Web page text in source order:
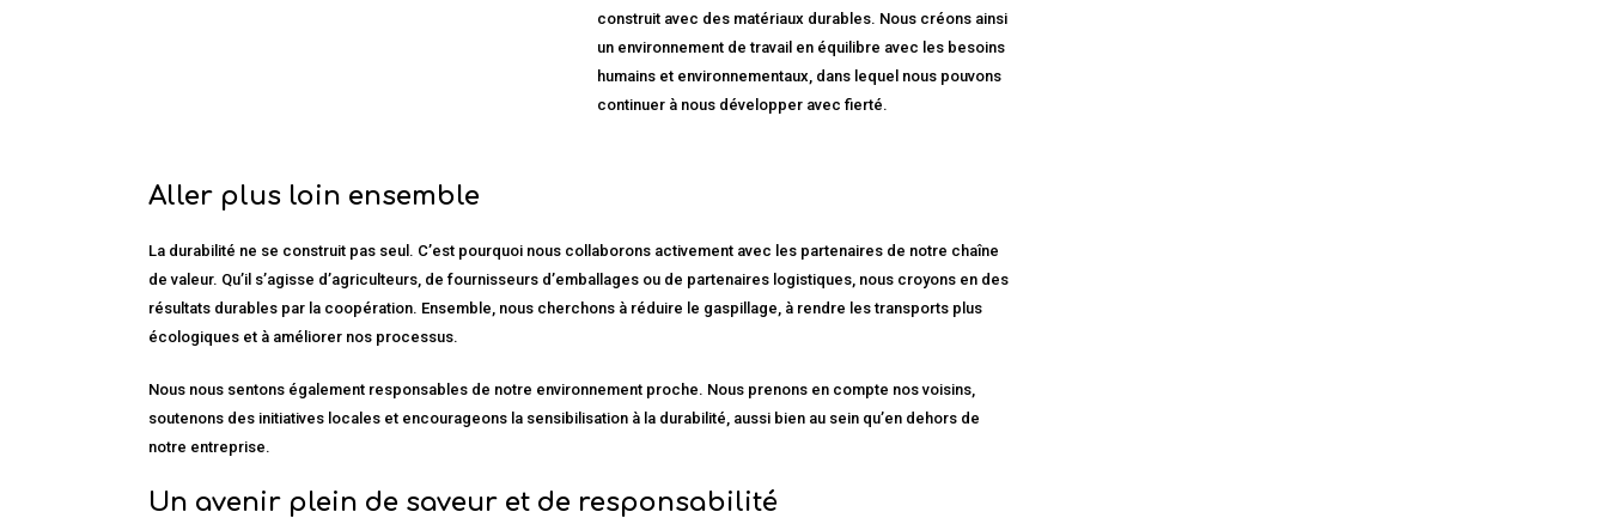
construit avec des matériaux durables. Nous créons ainsi
un environnement de travail en équilibre avec les besoins
humains et environnementaux, dans lequel nous pouvons
continuer à nous développer avec fierté.
Aller plus loin ensemble
La durabilité ne se construit pas seul. C’est pourquoi nous collaborons activement avec les partenaires de notre chaîne
de valeur. Qu’il s’agisse d’agriculteurs, de fournisseurs d’emballages ou de partenaires logistiques, nous croyons en des
résultats durables par la coopération. Ensemble, nous cherchons à réduire le gaspillage, à rendre les transports plus
écologiques et à améliorer nos processus.
Nous nous sentons également responsables de notre environnement proche. Nous prenons en compte nos voisins,
soutenons des initiatives locales et encourageons la sensibilisation à la durabilité, aussi bien au sein qu’en dehors de
notre entreprise.
Un avenir plein de saveur et de responsabilité